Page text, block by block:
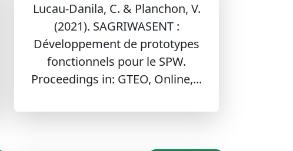
Lucau-Danila, C. & Planchon, V.
(2021). SAGRIWASENT :
Développement de prototypes
fonctionnels pour le SPW.
Proceedings in: GTEO, Online,...